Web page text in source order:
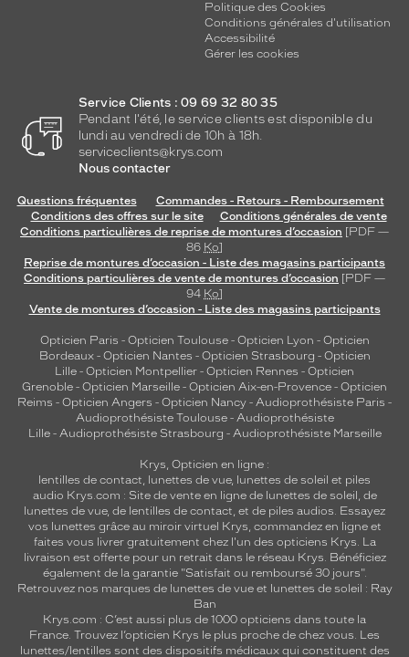
Politique des Cookies
Conditions générales d'utilisation
Accessibilité
Gérer les cookies
Service Clients : 09 69 32 80 35
Pendant l'été, le service clients est disponible du
lundi au vendredi de 10h à 18h.
serviceclients@krys.com
Nous contacter
Questions fréquentes
Commandes - Retours - Remboursement
Conditions des offres sur le site
Conditions générales de vente
Conditions particulières de reprise de montures d’occasion [PDF —
86 Ko]
Reprise de montures d’occasion - Liste des magasins participants
Conditions particulières de vente de montures d’occasion [PDF —
94 Ko]
Vente de montures d’occasion - Liste des magasins participants
Opticien Paris - Opticien Toulouse- Opticien Lyon - Opticien
Bordeaux- Opticien Nantes - Opticien Strasbourg - Opticien
Lille - Opticien Montpellier - Opticien Rennes - Opticien
Grenoble - Opticien Marseille - Opticien Aix-en-Provence - Opticien
Reims - Opticien Angers - Opticien Nancy - Audioprothésiste Paris -
Audioprothésiste Toulouse- Audioprothésiste
Lille- Audioprothésiste Strasbourg - Audioprothésiste Marseille
Krys, Opticien en ligne :
lentilles de contact, lunettes de vue, lunettes de soleil et piles
audio Krys.com : Site de vente en ligne de lunettes de soleil, de
lunettes de vue, de lentilles de contact, et de piles audios. Essayez
vos lunettes grâce au miroir virtuel Krys, commandez en ligne et
faites vous livrer gratuitement chez l'un des opticiens Krys. La
livraison est offerte pour un retrait dans le réseau Krys. Bénéficiez
également de la garantie "Satisfait ou remboursé 30 jours".
Retrouvez nos marques de lunettes de vue et lunettes de soleil : Ray
Ban
Krys.com : C’est aussi plus de 1000 opticiens dans toute la
France. Trouvez l’opticien Krys le plus proche de chez vous. Les
lunettes/lentilles sont des dispositifs médicaux qui constituent des